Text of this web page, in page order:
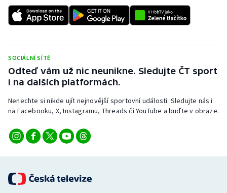
SOCIÁLNÍ SÍTĚ
Odteď vám už nic neunikne. Sledujte ČT sport
i na dalších platformách.
Nenechte si nikde ujít nejnovější sportovní události. Sledujte nás i
na Facebooku, X, Instagramu, Threads či YouTube a buďte v obraze.